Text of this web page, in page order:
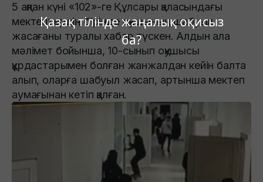
Қазақ тілінде жаңалық оқисыз
ба?
5 ақпан күні «102»-ге Құлсары қаласындағы
мектептердің бірінде оқушының шабуыл
жасағаны туралы хабар түскен. Алдын ала
мәлімет бойынша, 10-сынып оқушысы
құрдастарымен болған жанжалдан кейін балта
алып, оларға шабуыл жасап, артынша мектеп
аумағынан кетіп қалған.